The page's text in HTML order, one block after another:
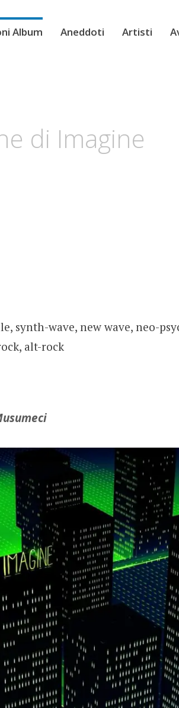
Album Aneddoti Artisti
di Imagine
synth-wave, new wave, neo-
alt-rock